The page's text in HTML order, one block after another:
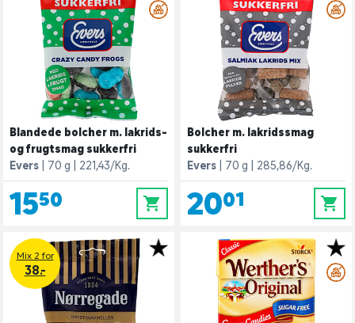
Blandede bolcher m. lakrids-
og frugtsmag sukkerfri
Evers
70 g 221,43/Kg.
15,50 0
Bolcher m. lakridssmag
sukkerfri
Evers
70 g 285,86/Kg.
20,01 0
Mix 2 for
38.-